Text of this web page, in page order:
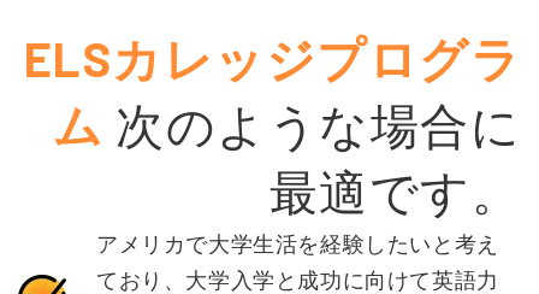
ELSカレッジプログラ
ム 次のような場合に
最適です。
アメリカで大学生活を経験したいと考え
ており、大学入学と成功に向けて英語力